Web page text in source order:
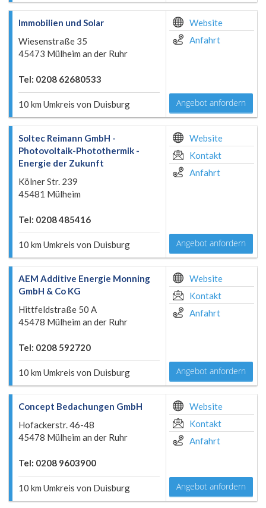
Immobilien und Solar
Wiesenstraße 35
45473 Mülheim an der Ruhr
Tel: 0208 62680533
10 km Umkreis von Duisburg
Website
Anfahrt
Angebot anfordern
Soltec Reimann GmbH -
Photovoltaik-Photothermik -
Energie der Zukunft
Kölner Str. 239
45481 Mülheim
Tel: 0208 485416
10 km Umkreis von Duisburg
Website
Kontakt
Anfahrt
Angebot anfordern
AEM Additive Energie Monning
GmbH & Co KG
Hittfeldstraße 50 A
45478 Mülheim an der Ruhr
Tel: 0208 592720
10 km Umkreis von Duisburg
Website
Kontakt
Anfahrt
Angebot anfordern
Concept Bedachungen GmbH
Hofackerstr. 46-48
45478 Mülheim an der Ruhr
Tel: 0208 9603900
10 km Umkreis von Duisburg
Website
Kontakt
Anfahrt
Angebot anfordern